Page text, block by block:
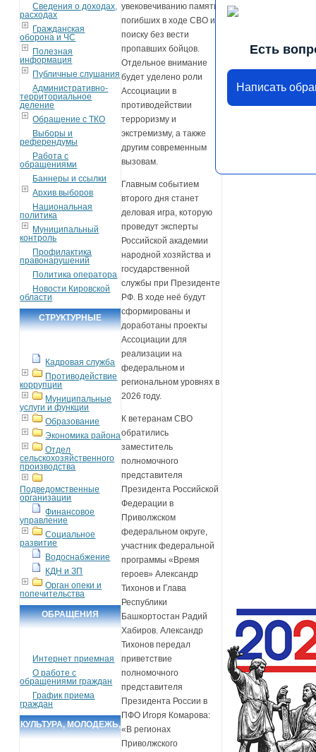
Сведения о доходах,
расходах
Гражданская
оборона и ЧС
Полезная
информация
Публичные слушания
Административно-
территориальное
деление
Обращение с ТКО
Выборы и
референдумы
Работа с
обращениями
Баннеры и ссылки
Архив выборов
Национальная
политика
Муниципальный
контроль
Профилактика
правонарушений
Политика оператора
Новости Кировской
области
СТРУКТУРНЫЕ
Кадровая служба
Противодействие
коррупции
Муниципальные
услуги и функции
Образование
Экономика района
Отдел
сельскохозяйственного
производства
Подведомственные
организации
Финансовое
управление
Социальное
развитие
Водоснабжение
КДН и ЗП
Орган опеки и
попечительства
ОБРАЩЕНИЯ
Интернет приемная
О работе с
обращениями граждан
График приема
граждан
КУЛЬТУРА, МОЛОДЕЖЬ,
увековечиванию памяти
погибших в ходе СВО и
поиску без вести
пропавших бойцов.
Отдельное внимание
будет уделено роли
Ассоциации в
противодействии
терроризму и
экстремизму, а также
другим современным
вызовам.
Главным событием
второго дня станет
деловая игра, которую
проведут эксперты
Российской академии
народной хозяйства и
государственной
службы при Президенте
РФ. В ходе неё будут
сформированы и
доработаны проекты
Ассоциации для
реализации на
федеральном и
региональном уровнях в
2026 году.
К ветеранам СВО
обратились
заместитель
полномочного
представителя
Президента Российской
Федерации в
Приволжском
федеральном округе,
участник федеральной
программы «Время
героев» Александр
Тихонов и Глава
Республики
Башкортостан Радий
Хабиров. Александр
Тихонов передал
приветствие
полномочного
представителя
Президента России в
ПФО Игоря Комарова:
«В регионах
Приволжского
Есть
Написать